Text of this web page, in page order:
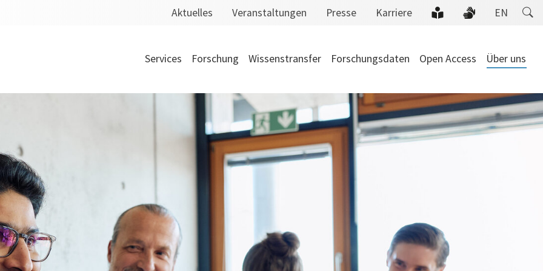
Aktuelles Veranstaltungen Presse Karriere EN
Services Forschung Wissenstransfer Forschungsdaten Open Access Über uns